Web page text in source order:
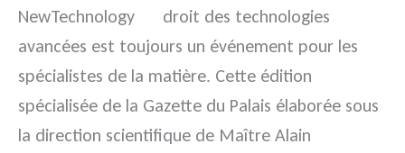
droit des technologies
avancées est toujours un événement pour les
spécialistes de la matière. Cette édition
spécialisée de la Gazette du Palais élaborée sous
la direction scientifique de Maître Alain